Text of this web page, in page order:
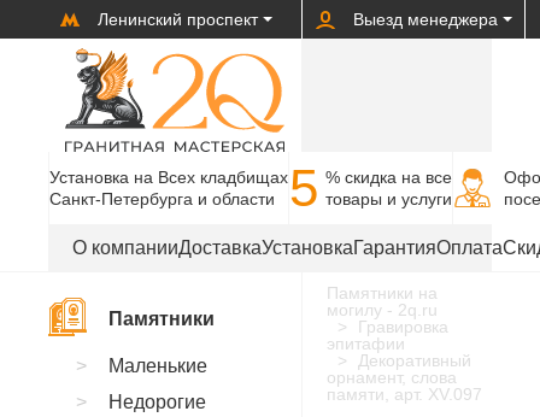
Ленинский проспект Выезд менеджера
Установка на Всех кладбищах
Санкт-Петербурга и области
5 % cкидка на все
товары и услуги
О компанииДоставкаУстановкаГарантияОплата
Памятники на
могилу - 2q.ru
Гравировка
эпитафии
Декоративный
орнамент, слова
памяти, арт. XV.097
Памятники
Маленькие
Недорогие